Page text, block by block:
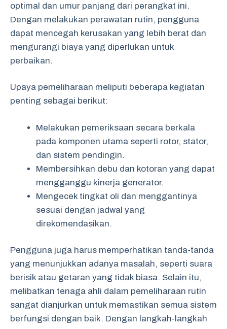
optimal dan umur panjang dari perangkat ini.
Dengan melakukan perawatan rutin, pengguna
dapat mencegah kerusakan yang lebih berat dan
mengurangi biaya yang diperlukan untuk
perbaikan.
Upaya pemeliharaan meliputi beberapa kegiatan
penting sebagai berikut:
Melakukan pemeriksaan secara berkala
pada komponen utama seperti rotor, stator,
dan sistem pendingin.
Membersihkan debu dan kotoran yang dapat
mengganggu kinerja generator.
Mengecek tingkat oli dan menggantinya
sesuai dengan jadwal yang
direkomendasikan.
Pengguna juga harus memperhatikan tanda-tanda
yang menunjukkan adanya masalah, seperti suara
berisik atau getaran yang tidak biasa. Selain itu,
melibatkan tenaga ahli dalam pemeliharaan rutin
sangat dianjurkan untuk memastikan semua sistem
berfungsi dengan baik. Dengan langkah-langkah